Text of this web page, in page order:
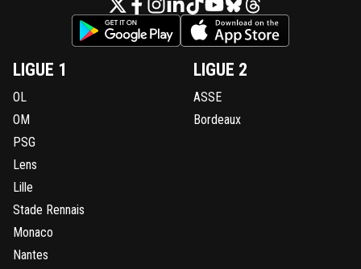
LIGUE 1
OL
OM
PSG
Lens
Lille
Stade Rennais
Monaco
Nantes
LIGUE 2
ASSE
Bordeaux